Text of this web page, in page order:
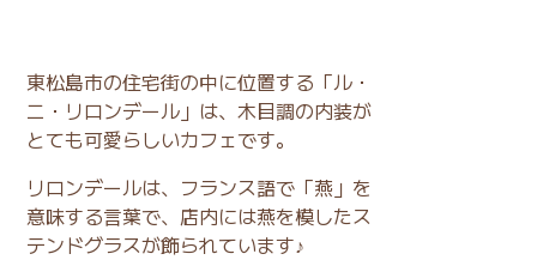
東松島市の住宅街の中に位置する「ル・
ニ・リロンデール」は、木目調の内装が
とても可愛らしいカフェです。
リロンデールは、フランス語で「燕」を
意味する言葉で、店内には燕を模したス
テンドグラスが飾られています♪